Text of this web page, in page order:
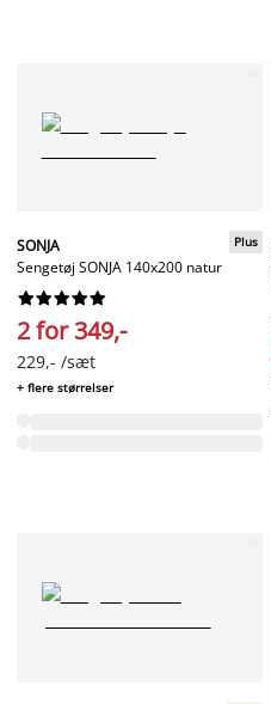
SONJA
Sengetøj SONJA 140x200 natur
Plus






2 for 349,-
229,- /sæt
+ flere størrelser